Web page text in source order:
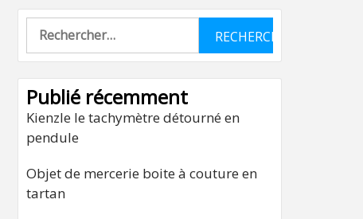
Rechercher :
Publié récemment
Kienzle le tachymètre détourné en
pendule
Objet de mercerie boite à couture en
tartan